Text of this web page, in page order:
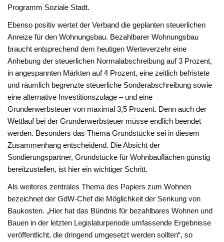
Programm Soziale Stadt.
Ebenso positiv wertet der Verband die geplanten steuerlichen
Anreize für den Wohnungsbau. Bezahlbarer Wohnungsbau
braucht entsprechend dem heutigen Werteverzehr eine
Anhebung der steuerlichen Normalabschreibung auf 3 Prozent,
in angespannten Märkten auf 4 Prozent, eine zeitlich befristete
und räumlich begrenzte steuerliche Sonderabschreibung sowie
eine alternative Investitionszulage – und eine
Grunderwerbsteuer von maximal 3,5 Prozent. Denn auch der
Wettlauf bei der Grunderwerbsteuer müsse endlich beendet
werden. Besonders das Thema Grundstücke sei in diesem
Zusammenhang entscheidend. Die Absicht der
Sondierungspartner, Grundstücke für Wohnbauflächen günstig
bereitzustellen, ist hier ein wichtiger Schritt.
Als weiteres zentrales Thema des Papiers zum Wohnen
bezeichnet der GdW-Chef die Möglichkeit der Senkung von
Baukosten. „Hier hat das Bündnis für bezahlbares Wohnen und
Bauen in der letzten Legislaturperiode umfassende Ergebnisse
veröffentlicht, die dringend umgesetzt werden sollten“, so